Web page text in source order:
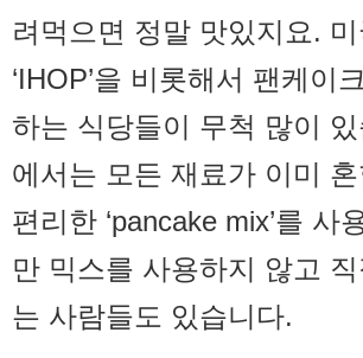
려먹으면 정말 맛있지요.
‘IHOP’을 비롯해서 팬케이
하는 식당들이 무척 많이
에서는 모든 재료가 이미
편리한 ‘pancake mix’를 사
만 믹스를 사용하지 않고
는 사람들도 있습니다.